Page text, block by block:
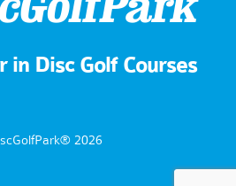
in Disc Golf Courses
2026